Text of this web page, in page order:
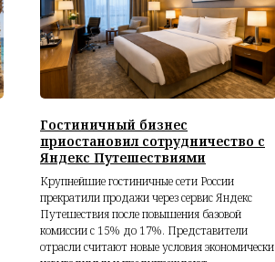
Гостиничный бизнес
приостановил сотрудничество с
Яндекс Путешествиями
Крупнейшие гостиничные сети России
прекратили продажи через сервис Яндекс
Путешествия после повышения базовой
комиссии с 15% до 17%. Представители
отрасли считают новые условия экономически